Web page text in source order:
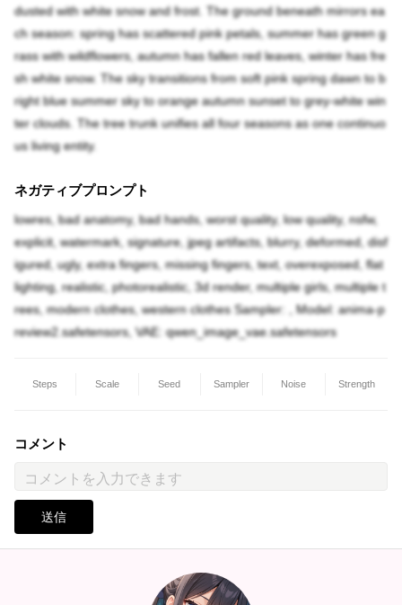
dusted with white snow and frost. The ground beneath mirrors ea
ch season: spring has scattered pink petals, summer has green g
rass with wildflowers, autumn has fallen red leaves, winter has fre
sh white snow. The sky transitions from soft pink spring dawn to b
right blue summer sky to orange autumn sunset to grey-white win
ter clouds. The tree trunk unifies all four seasons as one continuo
us living entity.
ネガティブプロンプト
lowres, bad anatomy, bad hands, worst quality, low quality, nsfw,
explicit, watermark, signature, jpeg artifacts, blurry, deformed, disf
igured, ugly, extra fingers, missing fingers, text, overexposed, flat
lighting, realistic, photorealistic, 3d render, multiple girls, multiple t
rees, modern clothes, western clothes Sampler: , Model: anima-p
review2.safetensors, VAE: qwen_image_vae.safetensors
Steps Scale Seed Sampler Noise Strength
コメント
送信